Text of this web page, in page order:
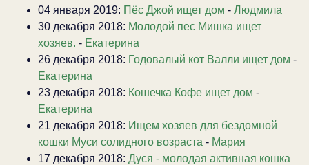
04 января 2019: Пёс Джой ищет дом - Людмила
30 декабря 2018: Молодой пес Мишка ищет
хозяев. - Екатерина
26 декабря 2018: Годовалый кот Валли ищет дом -
Екатерина
23 декабря 2018: Кошечка Кофе ищет дом -
Екатерина
21 декабря 2018: Ищем хозяев для бездомной
кошки Муси солидного возраста - Мария
17 декабря 2018: Дуся - молодая активная кошка